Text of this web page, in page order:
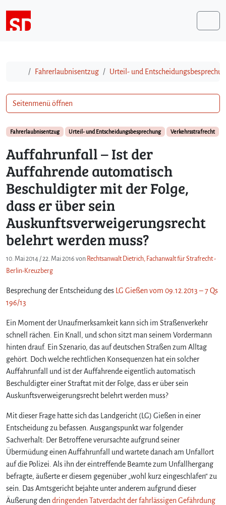
StartFahrerlaubnisentzug Urteil- und
Fahrerlaubnisentzug Urteil- und Entscheidungsbesprechung Verkehrsstrafrecht
Auffahrunfall – Ist der
Auffahrende automatisch
Beschuldigter mit der Folge,
dass er über sein
Auskunftsverweigerungsrecht
belehrt werden muss?
10. Mai 2014 /22. Mai 2016 von Rechtsanwalt Dietrich, Fachanwalt für Strafrecht -
Berlin-Kreuzberg
Besprechung der Entscheidung des LG Gießen vom 09.12.2013 – 7 Qs
196/13
Ein Moment der Unaufmerksamkeit kann sich im Straßenverkehr
schnell rächen. Ein Knall, und schon sitzt man seinem Vordermann
hinten drauf. Ein Szenario, das auf deutschen Straßen zum Alltag
gehört. Doch welche rechtlichen Konsequenzen hat ein solcher
Auffahrunfall und ist der Auffahrende eigentlich automatisch
Beschuldigter einer Straftat mit der Folge, dass er über sein
Auskunftsverweigerungsrecht belehrt werden muss?
Mit dieser Frage hatte sich das Landgericht (LG) Gießen in einer
Entscheidung zu befassen. Ausgangspunkt war folgender
Sachverhalt: Der Betroffene verursachte aufgrund seiner
Übermüdung einen Auffahrunfall und wartete danach am Unfallort
auf die Polizei. Als ihn der eintreffende Beamte zum Unfallhergang
befragte, äußerte er diesem gegenüber „wohl kurz eingeschlafen“ zu
sein. Das Amtsgericht bejahte unter anderem aufgrund dieser
Äußerung den dringenden Tatverdacht der fahrlässigen Gefährdung
Seitenmenü öffnen